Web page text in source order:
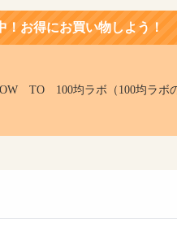
しよう！
TO 100均ラボ（100均ラボ